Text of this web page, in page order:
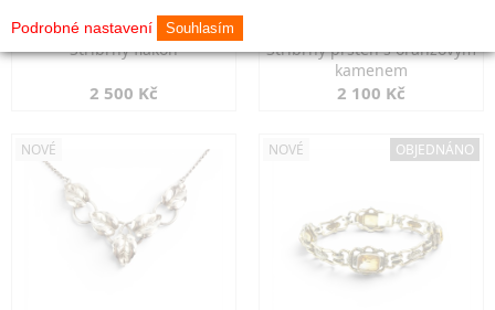
Stříbrný flakon
2 500 Kč
Stříbrný prsten s oranžovým
kamenem
2 100 Kč
NOVÉ NOVÉ OBJEDNÁNO
Podrobné nastavení Souhlasím